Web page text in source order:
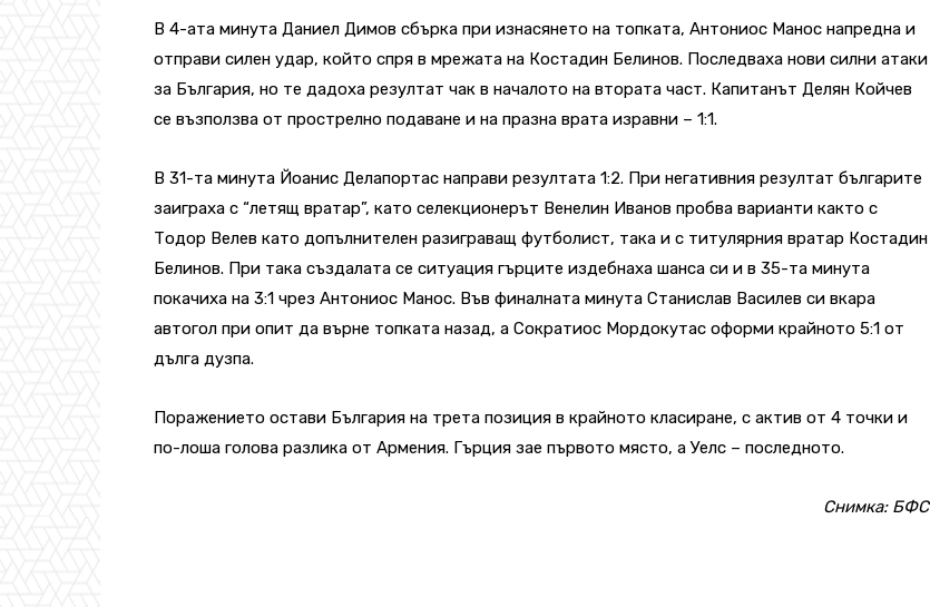
В 4-ата минута Даниел Димов сбърка при изнасянето на топката, Антониос Манос напредна и
отправи силен удар, който спря в мрежата на Костадин Белинов. Последваха нови силни атаки
за България, но те дадоха резултат чак в началото на втората част. Капитанът Делян Койчев
се възползва от прострелно подаване и на празна врата изравни – 1:1.
В 31-та минута Йоанис Делапортас направи резултата 1:2. При негативния резултат българите
заиграха с “летящ вратар”, като селекционерът Венелин Иванов пробва варианти както с
Тодор Велев като допълнителен разиграващ футболист, така и с титулярния вратар Костадин
Белинов. При така създалата се ситуация гърците издебнаха шанса си и в 35-та минута
покачиха на 3:1 чрез Антониос Манос. Във финалната минута Станислав Василев си вкара
автогол при опит да върне топката назад, а Сократиос Мордокутас оформи крайното 5:1 от
дълга дузпа.
Поражението остави България на трета позиция в крайното класиране, с актив от 4 точки и
по-лоша голова разлика от Армения. Гърция зае първото място, а Уелс – последното.
Снимка: БФС